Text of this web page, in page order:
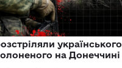
українського
на Донеччині